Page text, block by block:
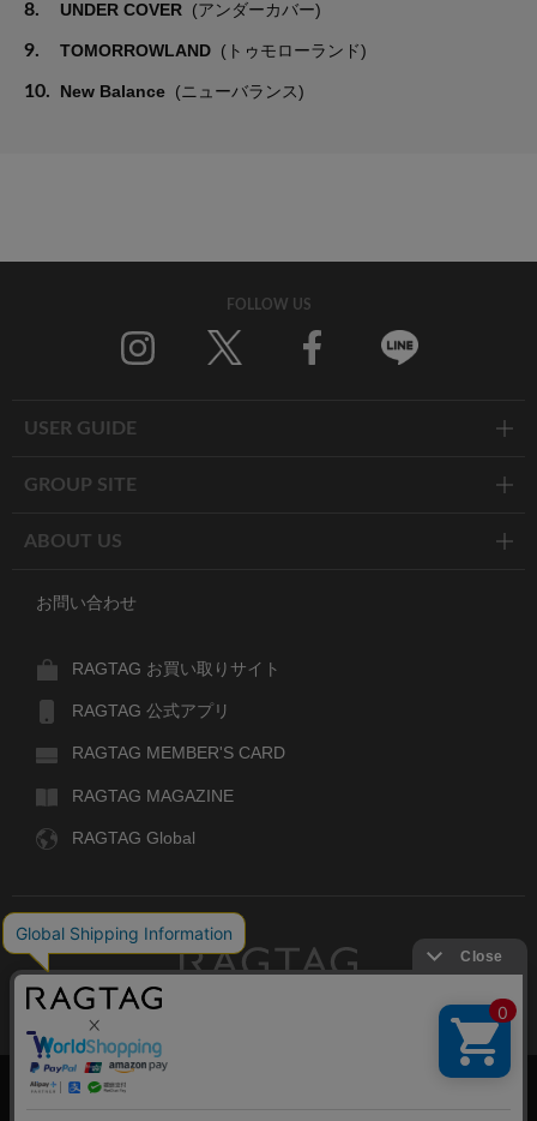
8. UNDER COVER (アンダーカバー)
9. TOMORROWLAND (トゥモローランド)
10. New Balance (ニューバランス)
FOLLOW US
USER GUIDE
GROUP SITE
ABOUT US
お問い合わせ
RAGTAG お買い取りサイト
RAGTAG 公式アプリ
RAGTAG MEMBER'S CARD
RAGTAG MAGAZINE
RAGTAG Global
デザイナーズブランドのユーズド・セレクトショップ